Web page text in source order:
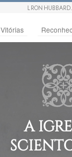
L RON
Vitórias
A